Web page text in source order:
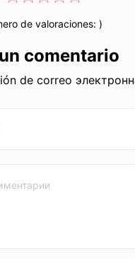
de valoraciones: )
comentario
de correo